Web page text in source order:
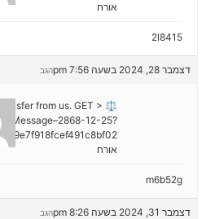
אורח
2l8415
דצמבר 28, 2024 בשעה 7:56 pm הגב
transfer from us. GET >
Message–2868-12-25?
⚖
אורח
m6b52g
דצמבר 31, 2024 בשעה 8:26 pm הגב